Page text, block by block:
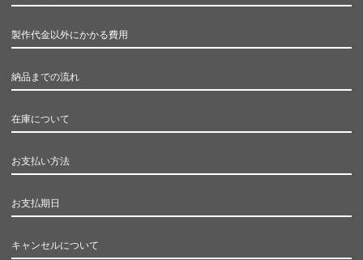
製作代金以外にかかる費用
納品までの流れ
在庫について
お支払い方法
お支払期日
キャンセルについて